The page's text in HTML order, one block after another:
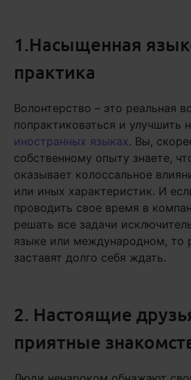
1.Насыщенная
практика
Волонтерство – это реальная
попрактиковаться и улучшить
иностранных языках. Вы,
собственному опыту знаете,
оказывает колоссальное
или иных характеристик. И
проводить свое время в
решать все задачи
языке или международном, то
заставят долго себя ждать.
2. Настоящие
приятные